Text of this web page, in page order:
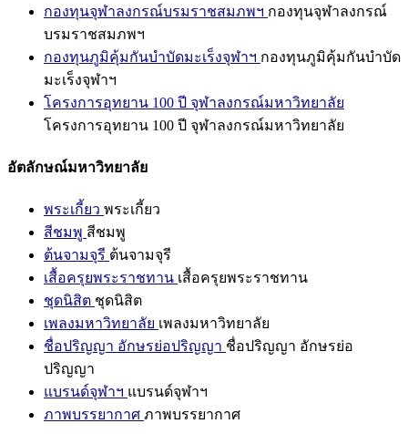
กองทุนจุฬาลงกรณ์บรมราชสมภพฯ กองทุนจุฬาลงกรณ์
บรมราชสมภพฯ
กองทุนภูมิคุ้มกันบำบัดมะเร็งจุฬาฯ กองทุนภูมิคุ้มกันบำบัด
มะเร็งจุฬาฯ
โครงการอุทยาน 100 ปี จุฬาลงกรณ์มหาวิทยาลัย
โครงการอุทยาน 100 ปี จุฬาลงกรณ์มหาวิทยาลัย
อัตลักษณ์มหาวิทยาลัย
พระเกี้ยว พระเกี้ยว
สีชมพู สีชมพู
ต้นจามจุรี ต้นจามจุรี
เสื้อครุยพระราชทาน เสื้อครุยพระราชทาน
ชุดนิสิต ชุดนิสิต
เพลงมหาวิทยาลัย เพลงมหาวิทยาลัย
ชื่อปริญญา อักษรย่อปริญญา ชื่อปริญญา อักษรย่อ
ปริญญา
แบรนด์จุฬาฯ แบรนด์จุฬาฯ
ภาพบรรยากาศ ภาพบรรยากาศ